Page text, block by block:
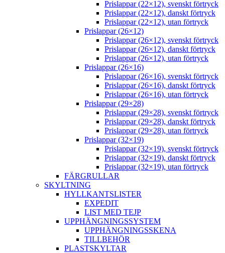
Prislappar (22×12), svenskt förtryck
Prislappar (22×12), danskt förtryck
Prislappar (22×12), utan förtryck
Prislappar (26×12)
Prislappar (26×12), svenskt förtryck
Prislappar (26×12), danskt förtryck
Prislappar (26×12), utan förtryck
Prislappar (26×16)
Prislappar (26×16), svenskt förtryck
Prislappar (26×16), danskt förtryck
Prislappar (26×16), utan förtryck
Prislappar (29×28)
Prislappar (29×28), svenskt förtryck
Prislappar (29×28), danskt förtryck
Prislappar (29×28), utan förtryck
Prislappar (32×19)
Prislappar (32×19), svenskt förtryck
Prislappar (32×19), danskt förtryck
Prislappar (32×19), utan förtryck
FÄRGRULLAR
SKYLTNING
HYLLKANTSLISTER
EXPEDIT
LIST MED TEJP
UPPHÄNGNINGSSYSTEM
UPPHÄNGNINGSSKENA
TILLBEHÖR
PLASTSKYLTAR